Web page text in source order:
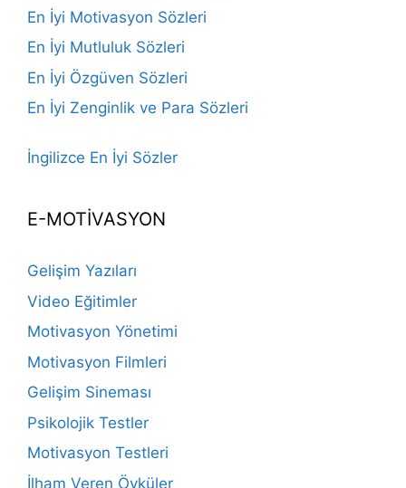
En İyi Motivasyon Sözleri
En İyi Mutluluk Sözleri
En İyi Özgüven Sözleri
En İyi Zenginlik ve Para Sözleri
İngilizce En İyi Sözler
E-MOTİVASYON
Gelişim Yazıları
Video Eğitimler
Motivasyon Yönetimi
Motivasyon Filmleri
Gelişim Sineması
Psikolojik Testler
Motivasyon Testleri
İlham Veren Öyküler